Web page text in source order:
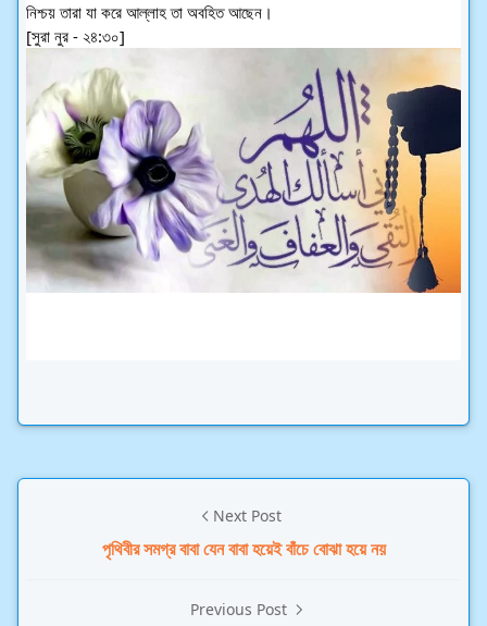
নিশ্চয় তারা যা করে আল্লাহ তা অবহিত আছেন।
[সুরা নুর - ২৪:৩০]
Next Post
পৃথিবীর সমগ্র বাবা যেন বাবা হয়েই বাঁচে বোঝা হয়ে নয়
Previous Post